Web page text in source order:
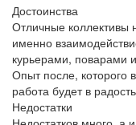
Достоинства
Отличные коллективы
именно
курьерами, поварами
Опыт после, которого
работа будет в
Недостатки